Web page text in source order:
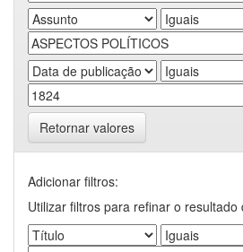
Retornar valores
Adicionar filtros:
Utilizar filtros para refinar o resultado